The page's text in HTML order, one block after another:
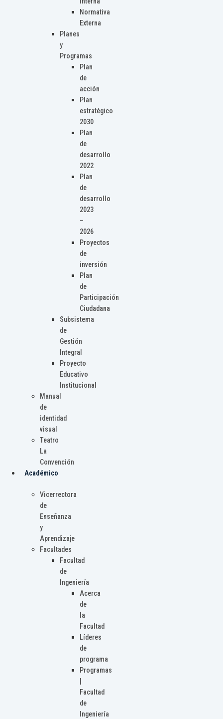
Normativa
Externa
Planes
y
Programas
Plan
de
acción
Plan
estratégico
2030
Plan
de
desarrollo
2022
Plan
de
desarrollo
2023
–
2026
Proyectos
de
inversión
Plan
de
Participación
Ciudadana
Subsistema
de
Gestión
Integral
Proyecto
Educativo
Institucional
Manual
de
identidad
visual
Teatro
La
Convención
Académico
Vicerrectora
de
Enseñanza
y
Aprendizaje
Facultades
Facultad
de
Ingeniería
Acerca
de
la
Facultad
Líderes
de
programa
Programas
Facultad
de
Ingeniería